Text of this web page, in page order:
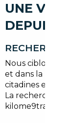
UNE
DEPUIS
Nous ciblons
et dans la
citadines
La recherche
kilome9trage et